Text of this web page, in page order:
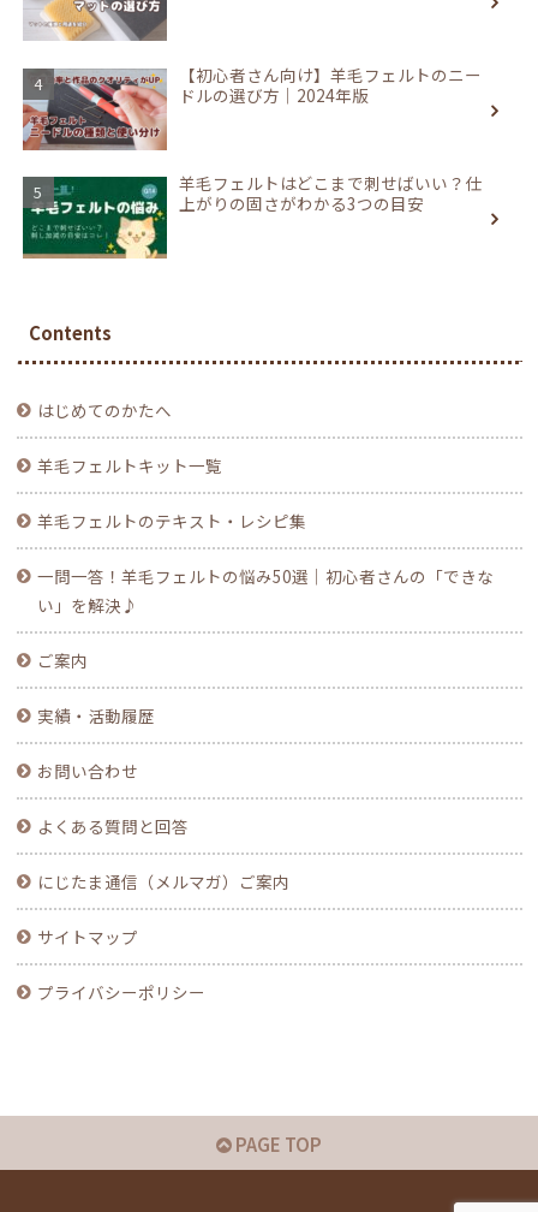
【初心者さん向け】羊毛フェルトのニー
ドルの選び方｜2024年版
羊毛フェルトはどこまで刺せばいい？仕
上がりの固さがわかる3つの目安
Contents
はじめてのかたへ
羊毛フェルトキット一覧
羊毛フェルトのテキスト・レシピ集
一問一答！羊毛フェルトの悩み50選｜初心者さんの「できな
い」を解決♪
ご案内
実績・活動履歴
お問い合わせ
よくある質問と回答
にじたま通信（メルマガ）ご案内
サイトマップ
プライバシーポリシー
PAGE TOP